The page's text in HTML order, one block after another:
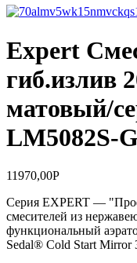
Expert
гиб.излив
матовый/
LM5082S-
11970,00Р
Серия EXPERT —
смесителей из
функциональный
Sedal® Cold Start